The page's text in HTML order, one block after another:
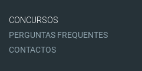
CONCURSOS
PERGUNTAS FREQUENTES
CONTACTOS